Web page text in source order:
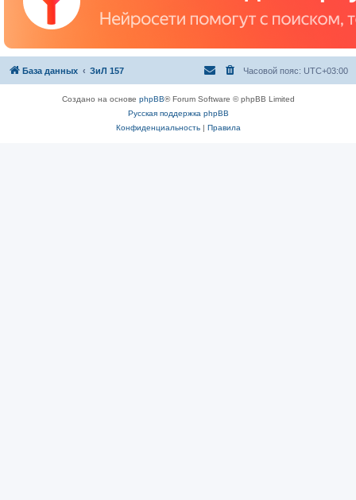
База данных ЗиЛ 157 Часовой пояс: UTC+03:00
Создано на основе phpBB® Forum Software © phpBB Limited
Русская поддержка phpBB
Конфиденциальность| Правила